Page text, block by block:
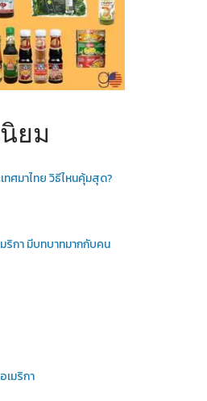
ยม
ทศมาไทย วิธีไหนคุ้มสุด?
มริกา มีบทบาทมากกับคน
เมริกา